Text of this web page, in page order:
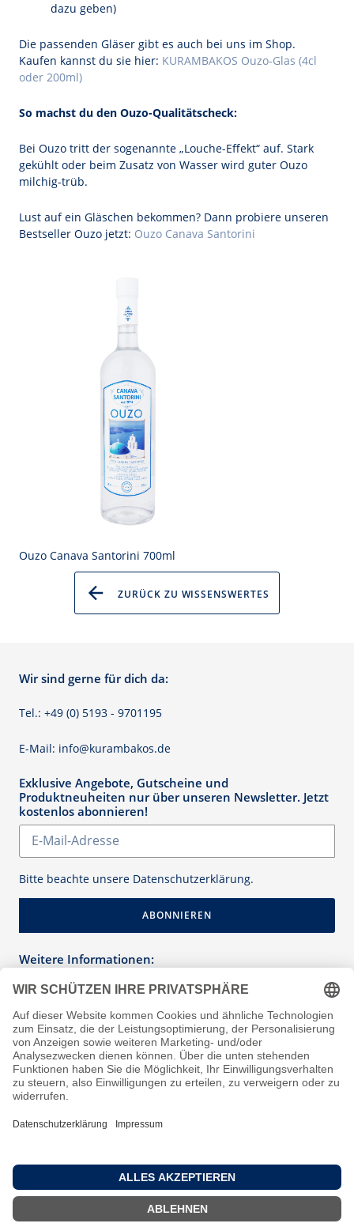
dazu geben)
Die passenden Gläser gibt es auch bei uns im Shop.
Kaufen kannst du sie hier: KURAMBAKOS Ouzo-Glas (4cl
oder 200ml)
So machst du den Ouzo-Qualitätscheck:
Bei Ouzo tritt der sogenannte „Louche-Effekt“ auf. Stark
gekühlt oder beim Zusatz von Wasser wird guter Ouzo
milchig-trüb.
Lust auf ein Gläschen bekommen? Dann probiere unseren
Bestseller Ouzo jetzt: Ouzo Canava Santorini
Ouzo Canava Santorini 700ml
ZURÜCK ZU WISSENSWERTES
Wir sind gerne für dich da:
Tel.: +49 (0) 5193 - 9701195
E-Mail: info@kurambakos.de
Exklusive Angebote, Gutscheine und
Produktneuheiten nur über unseren Newsletter. Jetzt
kostenlos abonnieren!
Abonnieren
unsere
Mailingliste
Bitte beachte unsere Datenschutzerklärung.
ABONNIEREN
Weitere Informationen:
Cookie-Einstellungen
Datenschutzerklärung
Impressum
Informationen zur Echtheit von Kundenbewertungen
Kontakt
Versand
Vertrag widerrufen